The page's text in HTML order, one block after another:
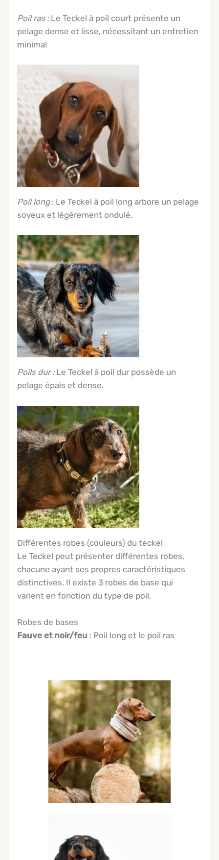
Poil ras:Le Teckel à poil court présente un
pelage dense et lisse, nécessitant un entretien
minimal
Poil long : Le Teckel à poil long arbore un pelage
soyeux et légèrement ondulé.
Poils dur :Le Teckel à poil dur possède un
pelage épais et dense.
Différentes robes (couleurs) du teckel
Le Teckel peut présenter différentes robes,
chacune ayant ses propres caractéristiques
distinctives. Il existe 3 robes de base qui
varient en fonction du type de poil.
Robes de bases
Fauve et noir/feu : Poil long et le poil ras